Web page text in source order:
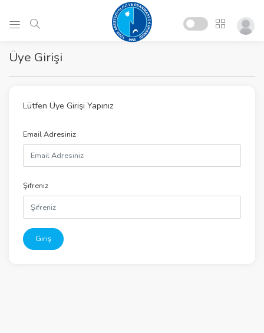
Üye Girişi
Lütfen Üye Girişi Yapınız
Email Adresiniz
Şifreniz
Giriş